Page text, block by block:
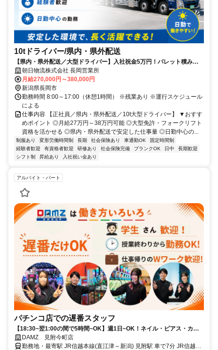
10tドライバー/県内・県外配送
【県内・県外配送／大型ドライバー】入社祝金5万円！パレット積み中
心・安全装備充実・正社員採用
朝日物流株式会社 長岡営業所
月給270,000円～380,000円
新潟県長岡市
勤務時間 8:00～17:00（休憩1時間） ※残業あり ※運行スケジュール
による
仕事内容 【正社員／県内・県外配送／10t大型ドライバー】 ▼おすす
めポイント ◎月給27万円～38万円可能 ◎大型免許・フォークリフト
資格を活かせる ◎県内・県外配送で安定した仕事量 ◎日勤中心の...
制服あり 変形労働時間制 長期 社会保険あり 車通勤OK
固定時間制
経験者歓迎
有資格者歓迎 研修あり 社会保険完備 ブランクOK 日中
長期歓迎
シフト制
昇給あり 入社祝い金あり
アルバイト・パート
パチンコ店での遅番スタッフ
【18:30~翌1:00の間で5時間~OK】週1日~OK！ネイル・ピアス・カラ
コンOK★履歴書不要/オンライン面接OK
DAMZ 見附今町店
勤務地・最寄駅 JR信越本線(直江津～新潟) 見附駅 車で7分 JR信越本